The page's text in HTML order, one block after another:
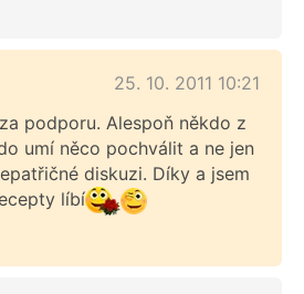
25. 10. 2011 10:21
podporu. Alespoň někdo z
umí něco pochválit a ne jen
diskuzi. Díky a jsem
líbí